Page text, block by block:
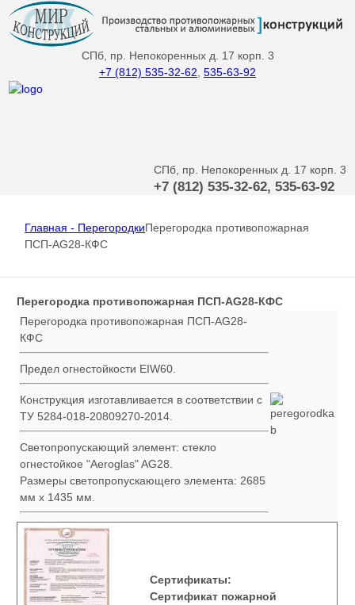
СПб, пр. Непокоренных д. 17 корп. 3
+7 (812) 535-32-62 535-63-92
СПб, пр. Непокоренных д. 17 корп. 3
+7 (812) 535-32-62, 535-63-92
Главная - ПерегородкиПерегородка противопожарная
ПСП-AG28-КФС
Перегородка противопожарная ПСП-AG28-КФС
Перегородка противопожарная ПСП-AG28-
КФС
Предел огнестойкости EIW60.
Конструкция изготавливается в соответствии с
ТУ 5284-018-20809270-2014.
Светопропускающий элемент: стекло
огнестойкое "Aeroglas" AG28.
Размеры светопропускающего элемента: 2685
мм х 1435 мм.
Сертификаты:
Сертификат пожарной